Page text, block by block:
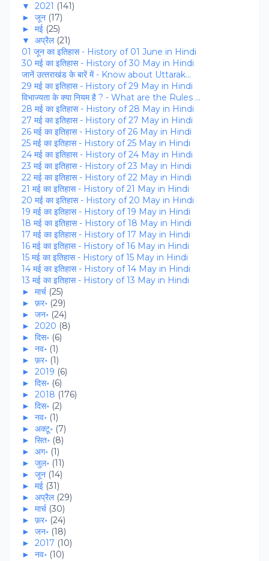
▼ 2021 (141)
► जून (17)
► मई (25)
▼
अप्रैल (21)
01 जून का इतिहास - History of 01 June in Hindi
30 मई का इतिहास - History of 30 May in Hindi
जानें उत्‍तराखंड के बारें में - Know about Uttarak...
29 मई का इतिहास - History of 29 May in Hindi
विभाज्यता के क्‍या नियम है ? - What are the Rules ...
28 मई का इतिहास - History of 28 May in Hindi
27 मई का इतिहास - History of 27 May in Hindi
26 मई का इतिहास - History of 26 May in Hindi
25 मई का इतिहास - History of 25 May in Hindi
24 मई का इतिहास - History of 24 May in Hindi
23 मई का इतिहास - History of 23 May in Hindi
22 मई का इतिहास - History of 22 May in Hindi
21 मई का इतिहास - History of 21 May in Hindi
20 मई का इतिहास - History of 20 May in Hindi
19 मई का इतिहास - History of 19 May in Hindi
18 मई का इतिहास - History of 18 May in Hindi
17 मई का इतिहास - History of 17 May in Hindi
16 मई का इतिहास - History of 16 May in Hindi
15 मई का इतिहास - History of 15 May in Hindi
14 मई का इतिहास - History of 14 May in Hindi
13 मई का इतिहास - History of 13 May in Hindi
► मार्च (25)
► फ़र॰ (29)
► जन॰ (24)
► 2020 (8)
► दिस॰ (6)
► नव॰ (1)
► फ़र॰ (1)
► 2019 (6)
► दिस॰ (6)
► 2018 (176)
► दिस॰ (2)
► नव॰ (1)
► अक्टू॰ (7)
► सित॰ (8)
► अग॰ (1)
► जुल॰ (11)
► जून (14)
► मई (31)
► अप्रैल (29)
► मार्च (30)
► फ़र॰ (24)
► जन॰ (18)
► 2017 (10)
► नव॰ (10)